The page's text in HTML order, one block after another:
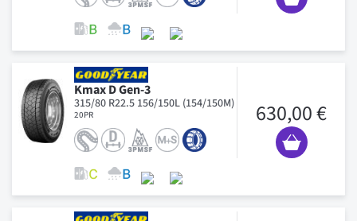
Kmax D Gen-3
315/80 R22.5 156/150L (154/150M)
20PR 630,00 €